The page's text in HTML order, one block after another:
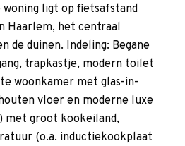
woning ligt op fietsafstand
Haarlem, het centraal
de duinen. Indeling: Begane
trapkastje, modern toilet
woonkamer met glas-in-
vloer en moderne luxe
met groot kookeiland,
(o.a. inductiekookplaat